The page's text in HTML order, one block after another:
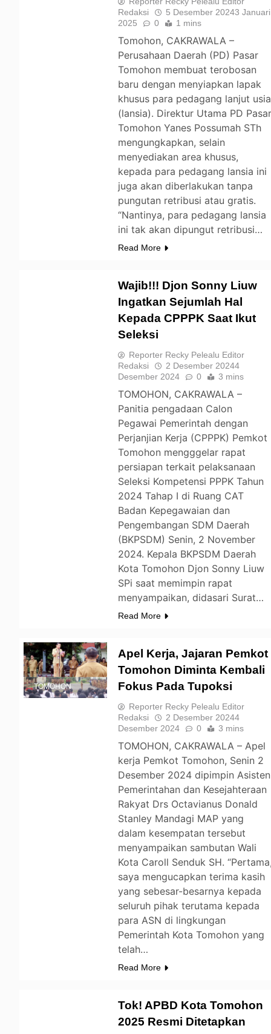
Redaksi
5 Desember 20243 Januari
2025
0 1 mins
Tomohon, CAKRAWALA –
Perusahaan Daerah (PD) Pasar
Tomohon membuat terobosan
baru dengan menyiapkan lapak
khusus para pedagang lanjut usia
(lansia). Direktur Utama PD
Tomohon Yanes Possumah STh
mengungkapkan, selain
menyediakan area khusus,
kepada para pedagang lansia ini
juga akan diberlakukan tanpa
pungutan retribusi atau gratis.
“Nantinya, para pedagang lansia
ini tak akan dipungut retribusi…
Read More
Wajib!!! Djon Sonny Liuw
Ingatkan Sejumlah Hal
Kepada CPPPK Saat Ikut
Seleksi
Reporter Recky Pelealu Editor
Redaksi
2 Desember 20244
Desember 2024
0 3 mins
TOMOHON, CAKRAWALA –
Panitia pengadaan Calon
Pegawai Pemerintah dengan
Perjanjian Kerja (CPPPK) Pemkot
Tomohon mengggelar rapat
persiapan terkait pelaksanaan
Seleksi Kompetensi PPPK Tahun
2024 Tahap I di Ruang CAT
Badan Kepegawaian dan
Pengembangan SDM Daerah
(BKPSDM) Senin, 2 November
2024. Kepala BKPSDM Daerah
Kota Tomohon Djon Sonny Liuw
SPi saat memimpin rapat
menyampaikan, didasari Surat…
Read More
TOMOHON
Apel Kerja, Jajaran Pemkot
Tomohon Diminta Kembali
Fokus Pada Tupoksi
Reporter Recky Pelealu Editor
Redaksi
2 Desember 20244
Desember 2024
0 3 mins
TOMOHON, CAKRAWALA – Apel
kerja Pemkot Tomohon, Senin 2
Desember 2024 dipimpin Asisten
Pemerintahan dan Kesejahteraan
Rakyat Drs Octavianus Donald
Stanley Mandagi MAP yang
dalam kesempatan tersebut
menyampaikan sambutan Wali
Kota Caroll Senduk SH.
saya mengucapkan terima kasih
yang sebesar-besarnya kepada
seluruh pihak terutama kepada
para ASN di lingkungan
Pemerintah Kota Tomohon yang
telah…
Read More
Tok! APBD Kota Tomohon
2025 Resmi Ditetapkan